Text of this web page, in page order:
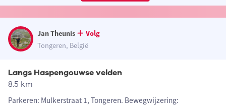
Jan Theunis
Volg
Tongeren, België
Langs Haspengouwse velden
8.5 km
Parkeren: Mulkerstraat 1, Tongeren. Bewegwijzering: